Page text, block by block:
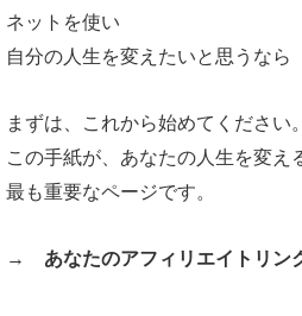
ネットを使い
自分の人生を変えたいと思うなら
まずは、これから始めてください。
この手紙が、あなたの人生を変え
最も重要なページです。
→ あなたのアフィリエイトリン